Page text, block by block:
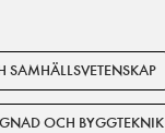
SAMHÄLLSVETENSKAP
OCH BYGGTEKNIK